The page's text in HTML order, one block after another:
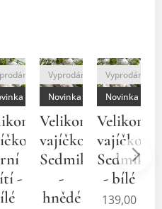
-
Velikonoční
vajíčko
Sedmikrásky
-
hnědé
Vyprodáno
Novinka
vajíčko
- bílé
Vyprodáno
Novinka
139,00